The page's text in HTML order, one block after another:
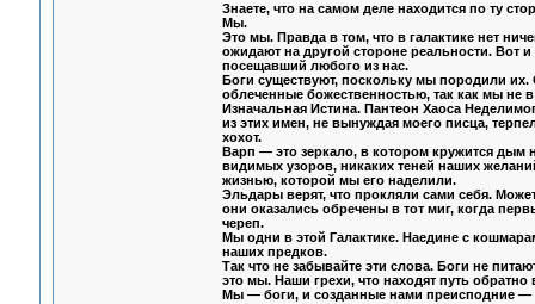
Знаете, что на самом деле находится по ту
Мы.
Это мы. Правда в том, что в галактике нет
ожидают на другой стороне реальности. Вот
посещавший любого из нас.
Боги существуют, поскольку мы породили
облеченные божественностью, так как мы не
Изначальная Истина. Пантеон Хаоса
из этих имен, не вынуждая моего писца,
хохот.
Варп — это зеркало, в котором кружится
видимых узоров, никаких теней наших
жизнью, которой мы его наделили.
Эльдары верят, что прокляли сами себя.
они оказались обречены в тот миг, когда
череп.
Мы одни в этой Галактике. Наедине с
наших предков.
Так что не забывайте эти слова. Боги не
это мы. Наши грехи, что находят путь
Мы — боги, и созданные нами преисподние —